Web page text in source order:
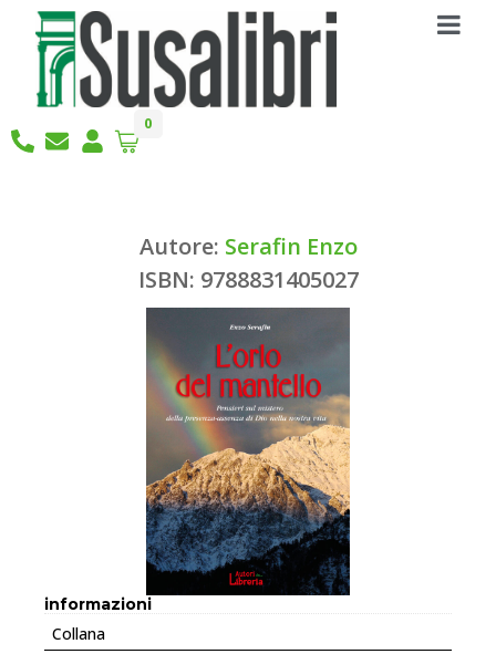
0
Autore: Serafin Enzo
ISBN: 9788831405027
informazioni
Collana